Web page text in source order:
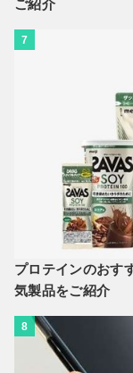
ご紹介
7
プロテインのおす
気製品をご紹介
8